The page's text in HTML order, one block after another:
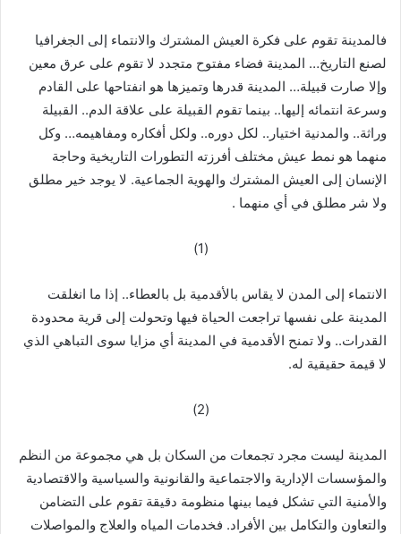
فالمدينة تقوم على فكرة العيش المشترك والانتماء إلى الجغرافيا
لصنع التاريخ… المدينة فضاء مفتوح متجدد لا تقوم على عرق معين
وإلا صارت قبيلة… المدينة قدرها وتميزها هو انفتاحها على القادم
وسرعة انتمائه إليها.. بينما تقوم القبيلة على علاقة الدم.. القبيلة
وراثة.. والمدنية اختيار.. لكل دوره.. ولكل أفكاره ومفاهيمه… وكل
منهما هو نمط عيش مختلف أفرزته التطورات التاريخية وحاجة
الإنسان إلى العيش المشترك والهوية الجماعية. لا يوجد خير مطلق
ولا شر مطلق في أي منهما .
(1)
الانتماء إلى المدن لا يقاس بالأقدمية بل بالعطاء.. إذا ما انغلقت
المدينة على نفسها تراجعت الحياة فيها وتحولت إلى قرية محدودة
القدرات.. ولا تمنح الأقدمية في المدينة أي مزايا سوى التباهي الذي
لا قيمة حقيقية له.
(2)
المدينة ليست مجرد تجمعات من السكان بل هي مجموعة من النظم
والمؤسسات الإدارية والاجتماعية والقانونية والسياسية والاقتصادية
والأمنية التي تشكل فيما بينها منظومة دقيقة تقوم على التضامن
والتعاون والتكامل بين الأفراد. فخدمات المياه والعلاج والمواصلات